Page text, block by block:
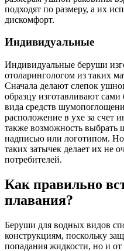
плавания?
Беруши для водных видов
конструкциям, поскольку
попадания жидкости, но и от
акваплаги или гидроплаги.
индивидуально, исходя из
ушной раковины
вставляются в уши, но за
уход, поскольку вкладки
использования.